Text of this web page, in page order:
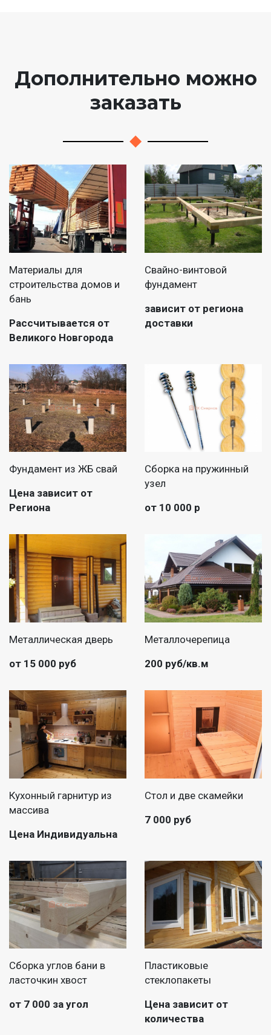
Дополнительно можно
заказать
Материалы для
строительства домов и
бань
Рассчитывается от
Великого Новгорода
Свайно-винтовой
фундамент
зависит от региона
доставки
Фундамент из ЖБ свай
Цена зависит от
Региона
Сборка на пружинный
узел
от 10 000 р
Металлическая дверь
от 15 000 руб
Металлочерепица
200 руб/кв.м
Кухонный гарнитур из
массива
Цена Индивидуальна
Стол и две скамейки
7 000 руб
Сборка углов бани в
ласточкин хвост
от 7 000 за угол
Пластиковые
стеклопакеты
Цена зависит от
количества